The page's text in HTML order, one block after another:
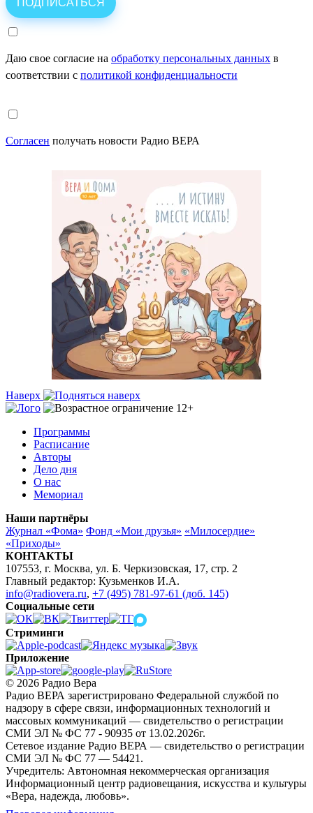
Даю свое согласие на обработку персональных данных в
соответствии с политикой конфиденциальности
Согласен получать новости Радио ВЕРА
Наверх
Программы
Расписание
Авторы
Дело дня
О нас
Мемориал
Наши партнёры
Журнал «Фома» Фонд «Мои друзья» «Милосердие»
«Приходы»
КОНТАКТЫ
107553, г. Москва, ул. Б. Черкизовская, 17, стр. 2
Главный редактор: Кузьменков И.А.
info@radiovera.ru, +7 (495) 781-97-61 (доб. 145)
Социальные сети
Стриминги
Приложение
© 2026 Радио Вера
Радио ВЕРА зарегистрировано Федеральной службой по
надзору в сфере связи, информационных технологий и
массовых коммуникаций — свидетельство о регистрации
СМИ ЭЛ № ФС 77 - 90935 от 13.02.2026г.
Сетевое издание Радио ВЕРА — свидетельство о регистрации
СМИ ЭЛ № ФС 77 — 54421.
Учредитель: Автономная некоммерческая организация
Информационный центр радиовещания, искусства и культуры
«Вера, надежда, любовь».